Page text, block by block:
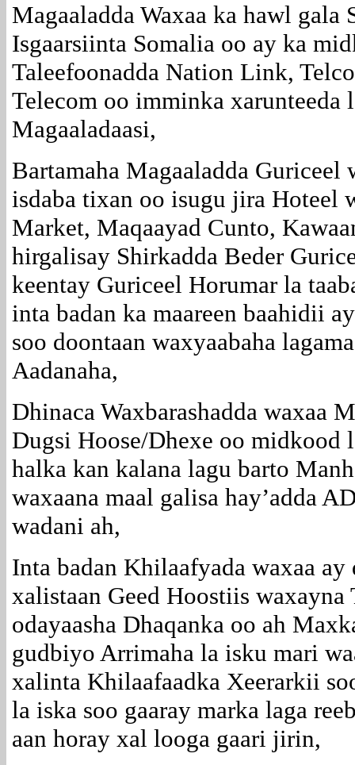
Magaaladda Waxaa ka hawl gala
Isgaarsiinta Somalia oo ay ka
Taleefoonadda Nation Link,
Telecom oo imminka xarunteeda
Magaaladaasi,
Bartamaha Magaaladda Guriceel
isdaba tixan oo isugu jira
Market, Maqaayad Cunto,
hirgalisay Shirkadda Beder
keentay Guriceel Horumar la
inta badan ka maareen baahidii
soo doontaan waxyaabaha
Aadanaha,
Dhinaca Waxbarashadda waxaa
Dugsi Hoose/Dhexe oo midkood
halka kan kalana lagu barto
waxaana maal galisa hay’adda
wadani ah,
Inta badan Khilaafyada waxaa
xalistaan Geed Hoostiis
odayaasha Dhaqanka oo ah
gudbiyo Arrimaha la isku mari
xalinta Khilaafaadka Xeerarkii
la iska soo gaaray marka laga
aan horay xal looga gaari jirin,